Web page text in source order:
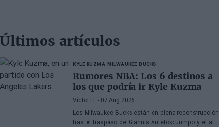
Últimos artículos
KYLE KUZMA MILWAUKEE BUCKS
Rumores NBA: Los 6 destinos a
los que podría ir Kyle Kuzma
Víctor LF - 07 Aug 2026
Los Milwaukee Bucks están en plena reconstrucción
tras el traspaso de Giannis Antetokounmpo y el ala-